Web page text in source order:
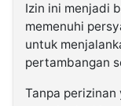
Izin ini menjadi
memenuhi
untuk
pertambangan
Tanpa